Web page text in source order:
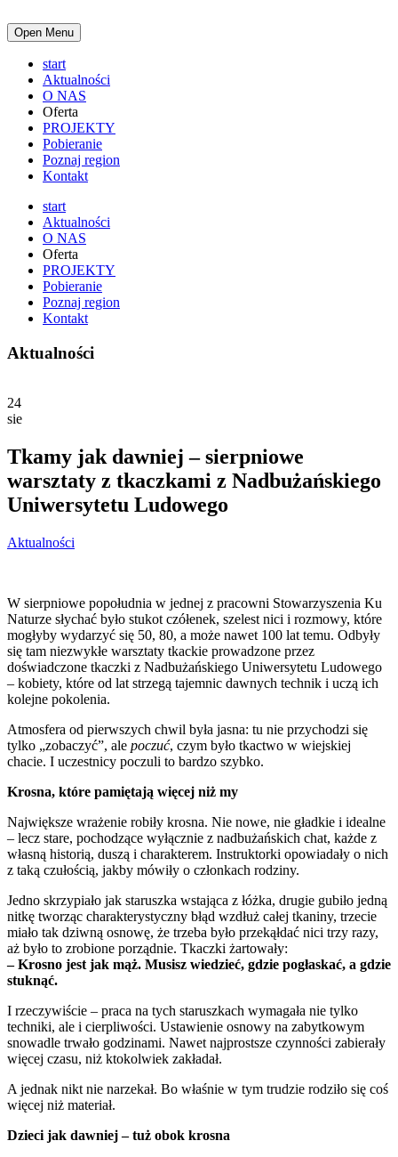
Open Menu
start
Aktualności
O NAS
Oferta
PROJEKTY
Pobieranie
Poznaj region
Kontakt
start
Aktualności
O NAS
Oferta
PROJEKTY
Pobieranie
Poznaj region
Kontakt
Aktualności
24
sie
Tkamy jak dawniej – sierpniowe
warsztaty z tkaczkami z Nadbużańskiego
Uniwersytetu Ludowego
Aktualności
W sierpniowe popołudnia w jednej z pracowni Stowarzyszenia Ku
Naturze słychać było stukot czółenek, szelest nici i rozmowy, które
mogłyby wydarzyć się 50, 80, a może nawet 100 lat temu. Odbyły
się tam niezwykłe warsztaty tkackie prowadzone przez
doświadczone tkaczki z Nadbużańskiego Uniwersytetu Ludowego
– kobiety, które od lat strzegą tajemnic dawnych technik i uczą ich
kolejne pokolenia.
Atmosfera od pierwszych chwil była jasna: tu nie przychodzi się
tylko „zobaczyć”, ale poczuć, czym było tkactwo w wiejskiej
chacie. I uczestnicy poczuli to bardzo szybko.
Krosna, które pamiętają więcej niż my
Największe wrażenie robiły krosna. Nie nowe, nie gładkie i idealne
– lecz stare, pochodzące wyłącznie z nadbużańskich chat, każde z
własną historią, duszą i charakterem. Instruktorki opowiadały o nich
z taką czułością, jakby mówiły o członkach rodziny.
Jedno skrzypiało jak staruszka wstająca z łóżka, drugie gubiło jedną
nitkę tworząc charakterystyczny błąd wzdłuż całej tkaniny, trzecie
miało tak dziwną osnowę, że trzeba było przekąłdać nici trzy razy,
aż było to zrobione porządnie. Tkaczki żartowały:
– Krosno jest jak mąż. Musisz wiedzieć, gdzie pogłaskać, a gdzie
stuknąć.
I rzeczywiście – praca na tych staruszkach wymagała nie tylko
techniki, ale i cierpliwości. Ustawienie osnowy na zabytkowym
snowadle trwało godzinami. Nawet najprostsze czynności zabierały
więcej czasu, niż ktokolwiek zakładał.
A jednak nikt nie narzekał. Bo właśnie w tym trudzie rodziło się coś
więcej niż materiał.
Dzieci jak dawniej – tuż obok krosna